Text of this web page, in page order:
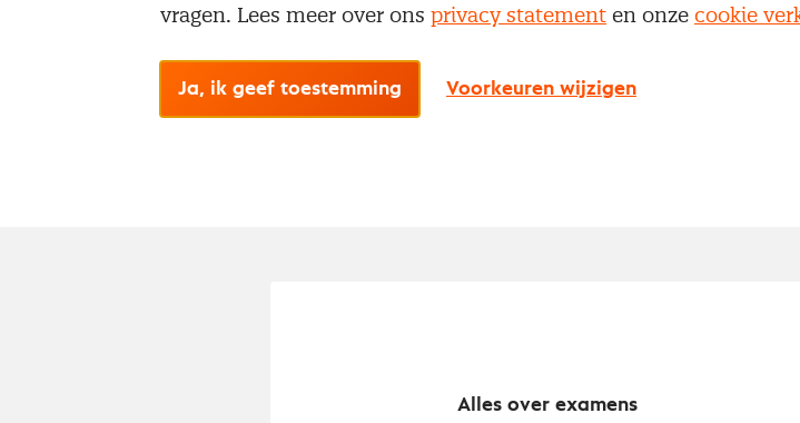
Examenreglement
Wanneer je je aanmeldt voor dit examen, ga je
alle afspraken en regels die gelden voor Nevi examens
Alles over examens
vragen. Lees meer over ons privacy statement en onze cookie
Ja, ik geef toestemming Voorkeuren wijzigen